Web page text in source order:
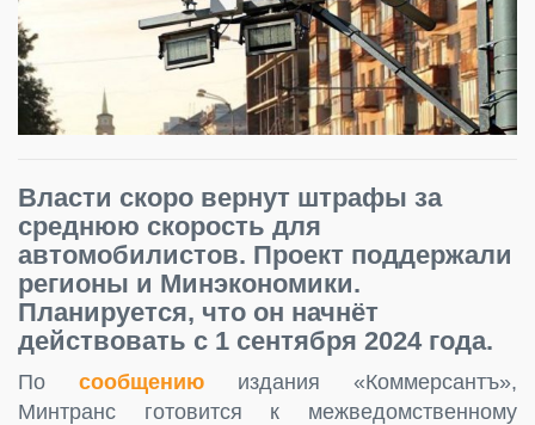
Власти скоро вернут штрафы за
среднюю скорость для
автомобилистов. Проект поддержали
регионы и Минэкономики.
Планируется, что он начнёт
действовать с 1 сентября 2024 года.
По сообщению издания «Коммерсантъ»,
Минтранс готовится к межведомственному